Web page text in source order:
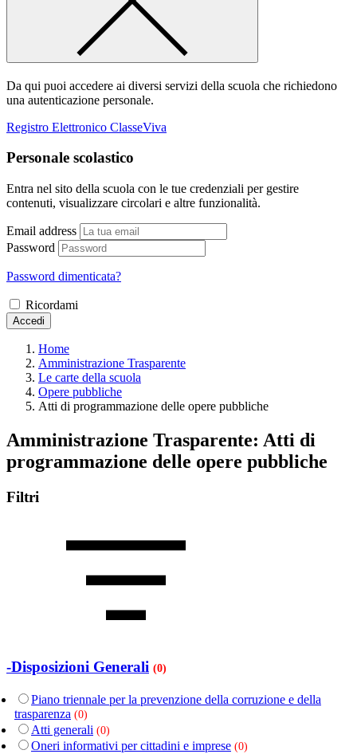
Da qui puoi accedere ai diversi servizi della scuola che richiedono
una autenticazione personale.
Registro Elettronico ClasseViva
Personale scolastico
Entra nel sito della scuola con le tue credenziali per gestire
contenuti, visualizzare circolari e altre funzionalità.
Email address
Password
Password dimenticata?
Ricordami
Accedi
Home
Amministrazione Trasparente
Le carte della scuola
Opere pubbliche
Atti di programmazione delle opere pubbliche
Amministrazione Trasparente: Atti di
programmazione delle opere pubbliche
Filtri
-Disposizioni Generali (0)
Piano triennale per la prevenzione della corruzione e della
trasparenza (0)
Atti generali (0)
Oneri informativi per cittadini e imprese (0)